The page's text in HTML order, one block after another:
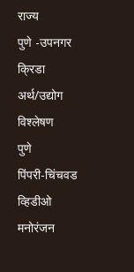
राज्य
पुणे -उपनगर
क्रिडा
अर्थ/उद्योग
विश्लेषण
पुणे
पिंपरी-चिंचवड
व्हिडीओ
मनोरंजन